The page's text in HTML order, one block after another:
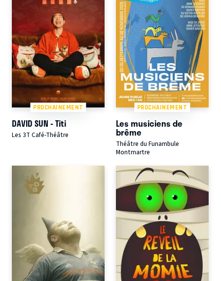
PROCHAINEMENT
DAVID SUN - Titi
Les 3T Café-Théâtre
PROCHAINEMENT
Les musiciens de
brême
Théâtre du Funambule
Montmartre